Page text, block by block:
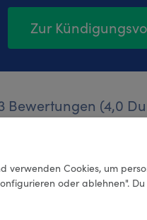
Zur
Bewertungen (4,0
Cookies, um
oder ablehnen".